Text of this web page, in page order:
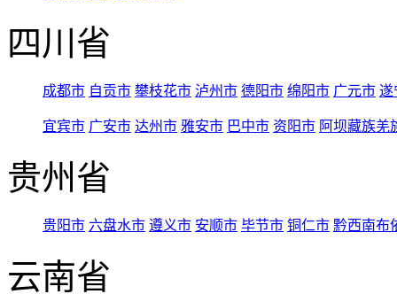
四川省
成都市 自贡市 攀枝花市 泸州市 德阳市 绵阳市 广元市 遂
宜宾市 广安市 达州市 雅安市 巴中市 资阳市 阿坝藏族羌
贵州省
贵阳市 六盘水市 遵义市 安顺市 毕节市 铜仁市 黔西南布
云南省